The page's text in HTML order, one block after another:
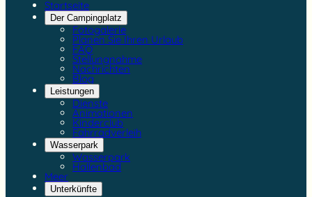
Startseite
Der Campingplatz
Fotogalerie
Planen Sie Ihren Urlaub
FAQ
Stellungnahme
Nachrichten
Blog
Leistungen
Dienste
Animationen
Kinderclub
Fahrradverleih
Wasserpark
Wasserpark
Hallenbad
Meer
Unterkünfte